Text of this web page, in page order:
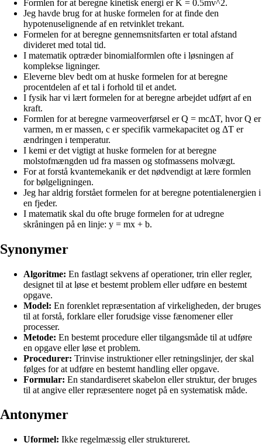
Formlen for at beregne kinetisk energi er K = 0.5mv^2.
Jeg havde brug for at huske formelen for at finde den
hypotenuselignende af en retvinklet trekant.
Formelen for at beregne gennemsnitsfarten er total afstand
divideret med total tid.
I matematik optræder binomialformlen ofte i løsningen af
komplekse ligninger.
Eleverne blev bedt om at huske formelen for at beregne
procentdelen af et tal i forhold til et andet.
I fysik har vi lært formelen for at beregne arbejdet udført af en
kraft.
Formlen for at beregne varmeoverførsel er Q = mcΔT, hvor Q er
varmen, m er massen, c er specifik varmekapacitet og ΔT er
ændringen i temperatur.
I kemi er det vigtigt at huske formelen for at beregne
molstofmængden ud fra massen og stofmassens molvægt.
For at forstå kvantemekanik er det nødvendigt at lære formlen
for bølgeligningen.
Jeg har aldrig forstået formelen for at beregne potentialenergien i
en fjeder.
I matematik skal du ofte bruge formelen for at udregne
skråningen på en linje: y = mx + b.
Synonymer
Algoritme: En fastlagt sekvens af operationer, trin eller regler,
designet til at løse et bestemt problem eller udføre en bestemt
opgave.
Model: En forenklet repræsentation af virkeligheden, der bruges
til at forstå, forklare eller forudsige visse fænomener eller
processer.
Metode: En bestemt procedure eller tilgangsmåde til at udføre
en opgave eller løse et problem.
Procedurer: Trinvise instruktioner eller retningslinjer, der skal
følges for at udføre en bestemt handling eller opgave.
Formular: En standardiseret skabelon eller struktur, der bruges
til at angive eller repræsentere noget på en systematisk måde.
Antonymer
Uformel: Ikke regelmæssig eller struktureret.